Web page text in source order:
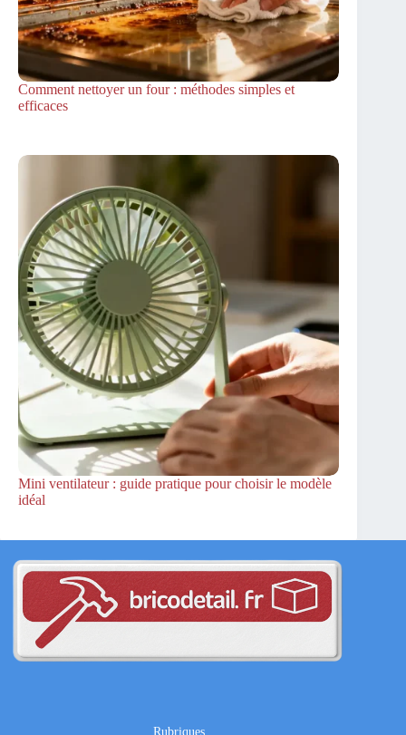
Comment nettoyer un four : méthodes simples et
efficaces
Mini ventilateur : guide pratique pour choisir le modèle
idéal
Rubriques